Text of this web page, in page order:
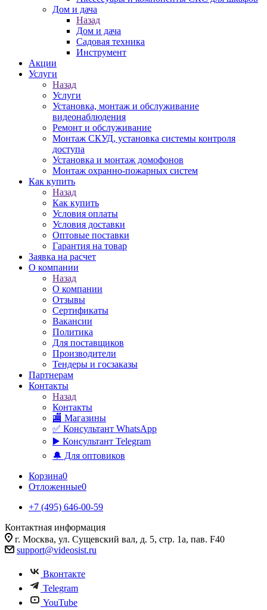
Дом и дача
Назад
Дом и дача
Садовая техника
Инструмент
Акции
Услуги
Назад
Услуги
Установка, монтаж и обслуживание
видеонаблюдения
Ремонт и обслуживание
Монтаж СКУД, установка системы контроля
доступа
Установка и монтаж домофонов
Монтаж охранно-пожарных систем
Как купить
Назад
Как купить
Условия оплаты
Условия доставки
Оптовые поставки
Гарантия на товар
Заявка на расчет
О компании
Назад
О компании
Отзывы
Сертификаты
Вакансии
Политика
Для поставщиков
Производители
Тендеры и госзаказы
Партнерам
Контакты
Назад
Контакты
🏬 Магазины
✅️ Консультант WhatsApp
▶️ Консультант Telegram
🔔 Для оптовиков
Корзина0
Отложенные0
+7 (495) 646-00-59
Контактная информация
г. Москва, ул. Сущевский вал, д. 5, стр. 1а, пав. F40
support@videosist.ru
Вконтакте
Telegram
YouTube